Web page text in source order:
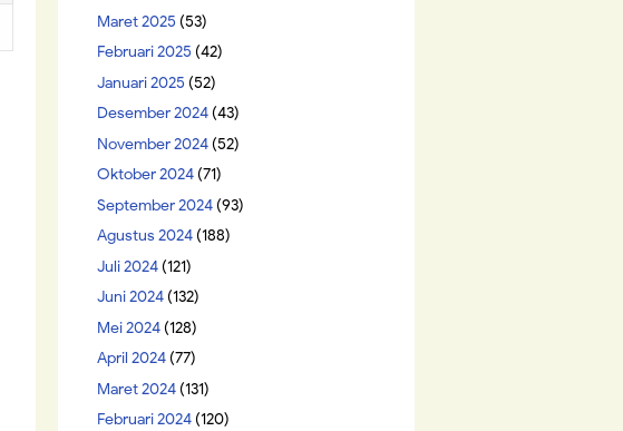
Maret 2025 (53)
Februari 2025 (42)
Januari 2025 (52)
Desember 2024(43)
November 2024(52)
Oktober 2024(71)
September 2024(93)
Agustus 2024(188)
Juli 2024(121)
Juni 2024(132)
Mei 2024(128)
April 2024(77)
Maret 2024(131)
Februari 2024(120)